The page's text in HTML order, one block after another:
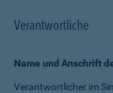
Verantwortliche
Name und Anschrift
Verantwortlicher im